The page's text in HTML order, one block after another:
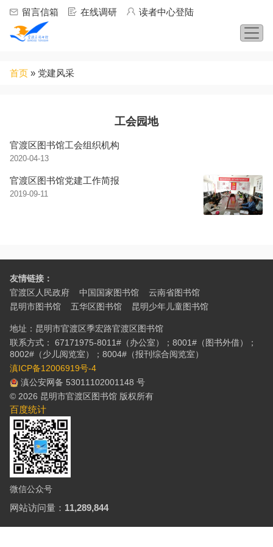
Jump to navigation
留言信箱 在线调研 读者中心登陆
首页 » 党建风采
工会园地
官渡区图书馆工会组织机构
2020-04-13
官渡区图书馆党建工作简报
2019-09-11
友情链接：
官渡区人民政府
中国国家图书馆
云南省图书馆
昆明市图书馆
五华区图书馆 昆明少年儿童图书馆
地址：昆明市官渡区季宏路官渡区图书馆
联系方式： 67171975-8011#（办公室）；8001#（图书外借）；
8002#（少儿阅览室）；8004#（报刊综合阅览室）
滇ICP备12006919号-4
滇公安网备 53011102001148 号
© 2026 昆明市官渡区图书馆 版权所有
百度统计
微信公众号
网站访问量： 11,289,844